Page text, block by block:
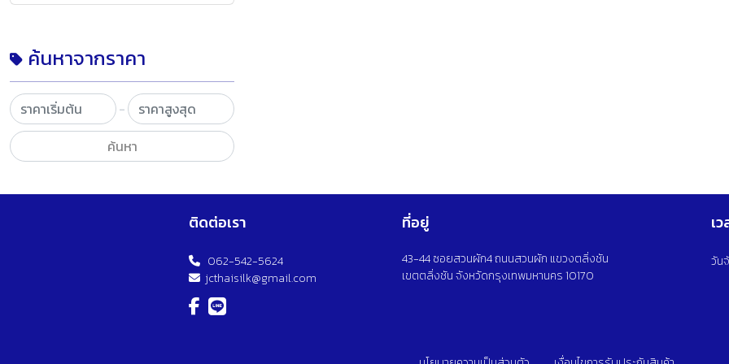
ค้นหาจากราคา
-
ค้นหา
ติดต่อเรา
062-542-5624
jcthaisilk@gmail.com
ที่อยู่
43-44 ซอยสวนผัก4 ถนนสวนผัก แขวงตลิ่งชัน
เขตตลิ่งชัน จังหวัดกรุงเทพมหานคร 10170
เ
วัน